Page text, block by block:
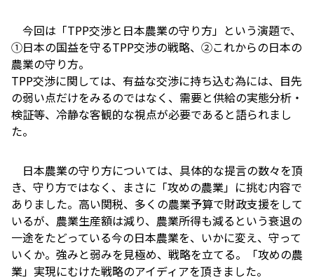
今回は「TPP交渉と日本農業の守り方」という演題で、
①日本の国益を守るTPP交渉の戦略、②これからの日本の
農業の守り方。
TPP交渉に関しては、有益な交渉に持ち込む為には、目先
の弱い点だけをみるのではなく、需要と供給の実態分析・
検証等、冷静な客観的な視点が必要であると語られまし
た。
日本農業の守り方については、具体的な提言の数々を頂
き、守り方ではなく、まさに「攻めの農業」に挑む内容で
ありました。高い関税、多くの農業予算で財政支援をして
いるが、農業生産額は減り、農業所得も減るという衰退の
一途をたどっている今の日本農業を、いかに変え、守って
いくか。強みと弱みを見極め、戦略を立てる。「攻めの農
業」実現にむけた戦略のアイディアを頂きました。